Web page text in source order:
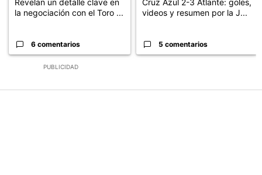
PUBLICIDAD
Revelan un detalle clave en
la negociación con el Toro ...
6 comentarios
Cruz Azul 2-3 Atlante: goles,
videos y resumen por la J...
5 comentarios